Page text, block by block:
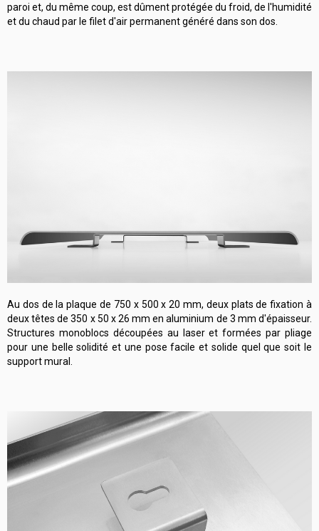
paroi et, du même coup, est dûment protégée du froid, de l'humidité
et du chaud par le filet d'air permanent généré dans son dos.
Au dos de la plaque de 750 x 500 x 20 mm, deux plats de fixation à
deux têtes de 350 x 50 x 26 mm en aluminium de 3 mm d'épaisseur.
Structures monoblocs découpées au laser et formées par pliage
pour une belle solidité et une pose facile et solide quel que soit le
support mural.